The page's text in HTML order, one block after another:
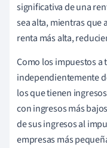
significativa de una
sea alta, mientras que
renta más alta,
Como los impuestos
independientemente
los que tienen
con ingresos más
de sus ingresos al
empresas más